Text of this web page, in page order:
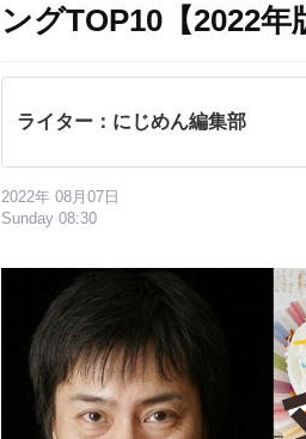
ングTOP10【2022年
ライター：にじめん編集部
2022年 08月07日
Sunday 08:30